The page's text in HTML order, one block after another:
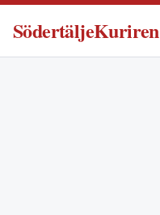
SödertäljeKuriren